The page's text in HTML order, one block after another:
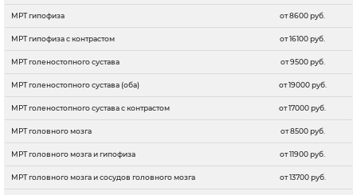
МРТ гипофиза от 8600 руб.
МРТ гипофиза с контрастом от 16100 руб.
МРТ голеностопного сустава от 9500 руб.
МРТ голеностопного сустава (оба) от 19000 руб.
МРТ голеностопного сустава с контрастом от 17000 руб.
МРТ головного мозга от 8500 руб.
МРТ головного мозга и гипофиза от 11900 руб.
МРТ головного мозга и сосудов головного мозга от 13700 руб.